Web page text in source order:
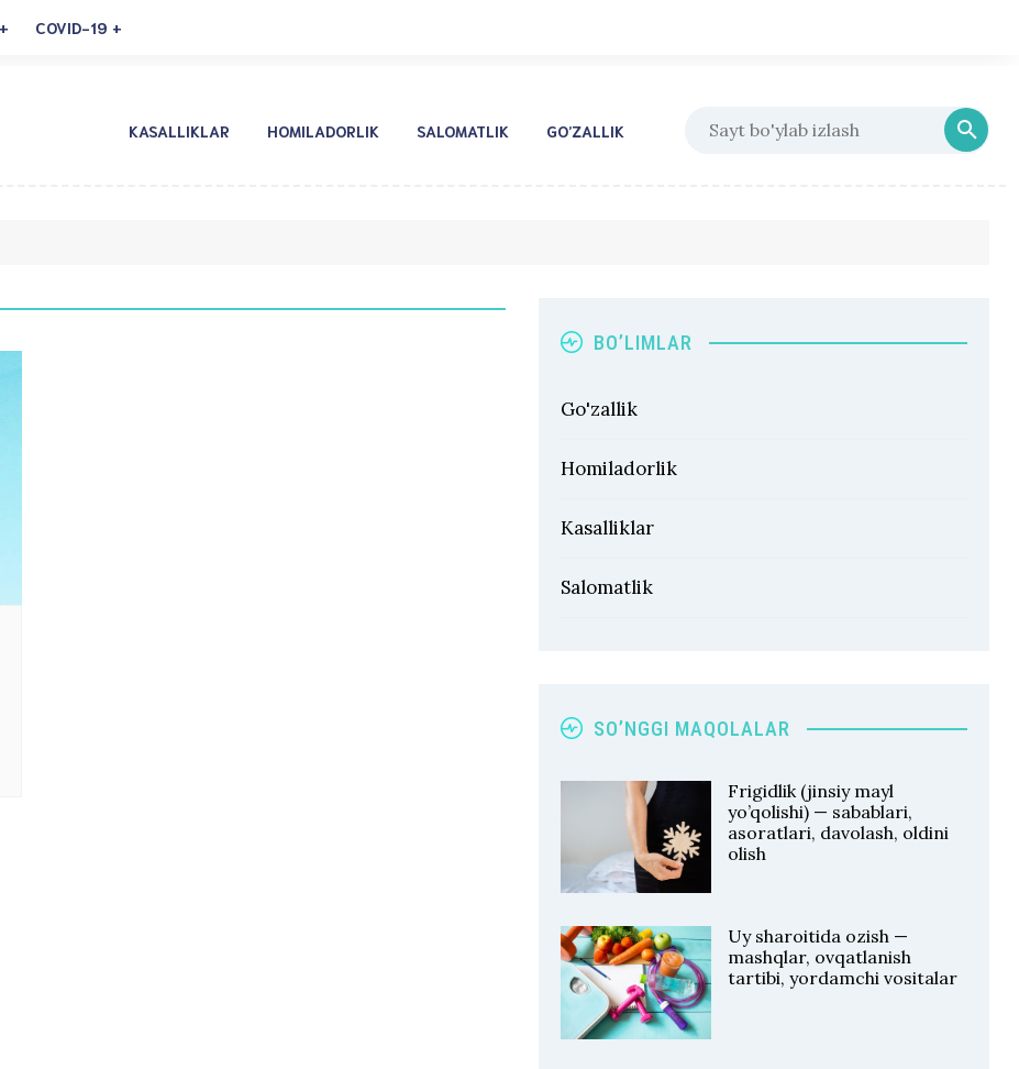
COVID-19
KASALLIKLAR HOMILADORLIK SALOMATLIK GO’ZALLIK
BO’LIMLAR
Go'zallik
Homiladorlik
Kasalliklar
Salomatlik
SO’NGGI MAQOLALAR
Frigidlik (jinsiy mayl
yo’qolishi) — sabablari,
asoratlari, davolash, oldini
olish
Uy sharoitida ozish —
mashqlar, ovqatlanish
tartibi, yordamchi vositalar